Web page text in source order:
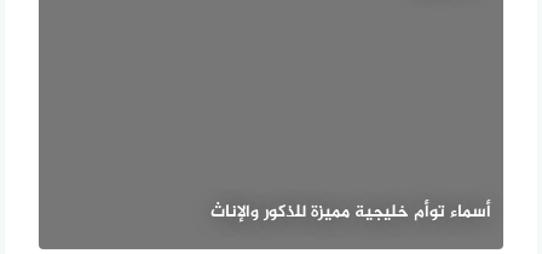
أسماء توأم خليجية مميزة للذكور والإناث